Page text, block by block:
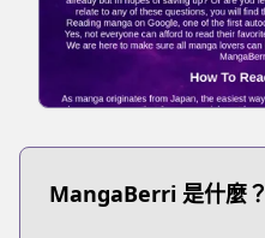
MangaBerri 是什麼？